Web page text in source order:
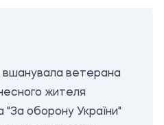
вшанувала ветерана
жителя
оборону України"